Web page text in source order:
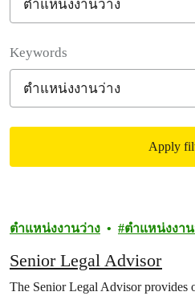
Keywords
Apply
ตำแหน่งงานว่าง ตำแหน่งงา
Senior Legal Advisor
The Senior Legal Advisor provides